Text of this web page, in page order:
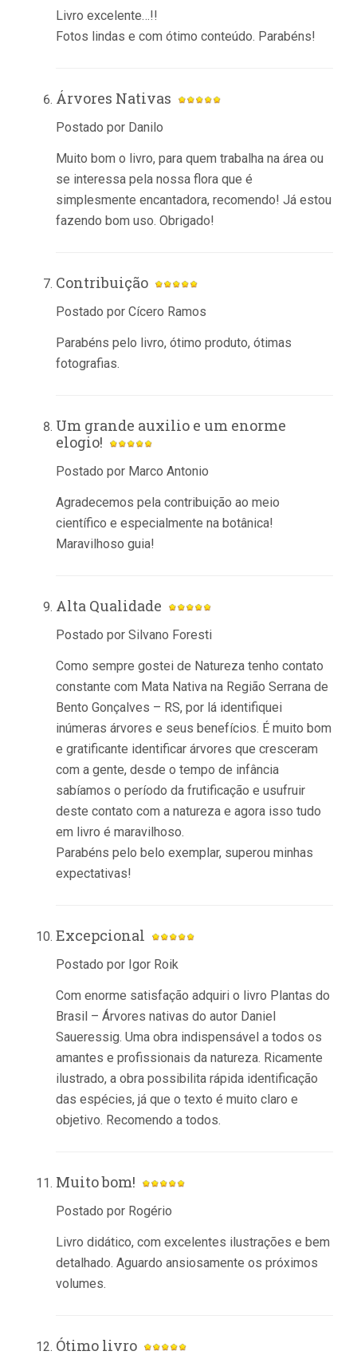
Livro excelente…!!
Fotos lindas e com ótimo conteúdo. Parabéns!
Árvores Nativas
Postado por Danilo
Muito bom o livro, para quem trabalha na área ou
se interessa pela nossa flora que é
simplesmente encantadora, recomendo! Já estou
fazendo bom uso. Obrigado!
Contribuição
Postado por Cícero Ramos
Parabéns pelo livro, ótimo produto, ótimas
fotografias.
Um grande auxilio e um enorme
elogio!
Postado por Marco Antonio
Agradecemos pela contribuição ao meio
científico e especialmente na botânica!
Maravilhoso guia!
Alta Qualidade
Postado por Silvano Foresti
Como sempre gostei de Natureza tenho contato
constante com Mata Nativa na Região Serrana de
Bento Gonçalves – RS, por lá identifiquei
inúmeras árvores e seus benefícios. É muito bom
e gratificante identificar árvores que cresceram
com a gente, desde o tempo de infância
sabíamos o período da frutificação e usufruir
deste contato com a natureza e agora isso tudo
em livro é maravilhoso.
Parabéns pelo belo exemplar, superou minhas
expectativas!
Excepcional
Postado por Igor Roik
Com enorme satisfação adquiri o livro Plantas do
Brasil – Árvores nativas do autor Daniel
Saueressig. Uma obra indispensável a todos os
amantes e profissionais da natureza. Ricamente
ilustrado, a obra possibilita rápida identificação
das espécies, já que o texto é muito claro e
objetivo. Recomendo a todos.
Muito bom!
Postado por Rogério
Livro didático, com excelentes ilustrações e bem
detalhado. Aguardo ansiosamente os próximos
volumes.
Ótimo livro